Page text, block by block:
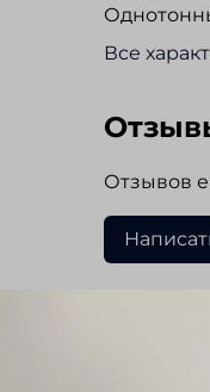
Все
Отзывов